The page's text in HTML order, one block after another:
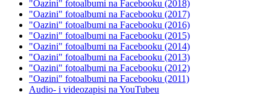
"Oazini" fotoalbumi na Facebooku (2018)
"Oazini" fotoalbumi na Facebooku (2017)
"Oazini" fotoalbumi na Facebooku (2016)
"Oazini" fotoalbumi na Facebooku (2015)
"Oazini" fotoalbumi na Facebooku (2014)
"Oazini" fotoalbumi na Facebooku (2013)
"Oazini" fotoalbumi na Facebooku (2012)
"Oazini" fotoalbumi na Facebooku (2011)
Audio- i videozapisi na YouTubeu